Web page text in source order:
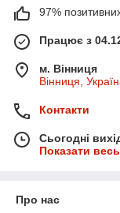
97% позитивних
Працює з
м. Вінниця
Вінниця,
Контакти
Сьогодні
Показати
Про нас